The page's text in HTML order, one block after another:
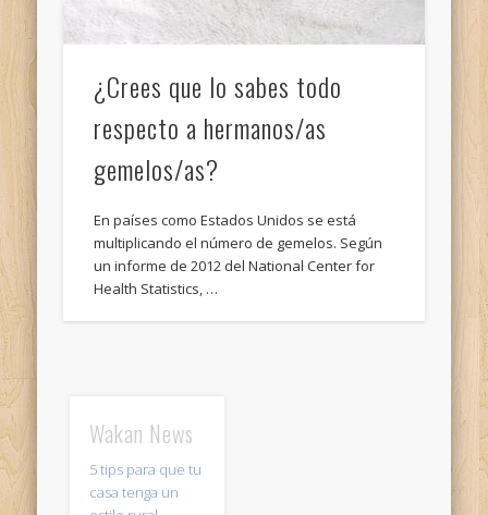
¿Crees que lo sabes todo
respecto a hermanos/as
gemelos/as?
En países como Estados Unidos se está
multiplicando el número de gemelos. Según
un informe de 2012 del National Center for
Health Statistics, …
Wakan News
5 tips para que tu
casa tenga un